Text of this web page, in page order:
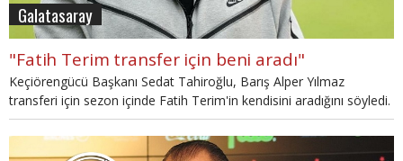
Galatasaray
"Fatih Terim transfer için beni aradı"
Keçiörengücü Başkanı Sedat Tahiroğlu, Barış Alper Yılmaz
transferi için sezon içinde Fatih Terim'in kendisini aradığını söyledi.